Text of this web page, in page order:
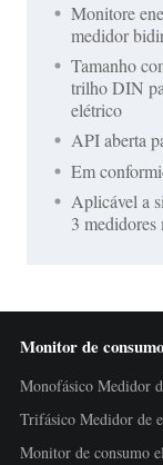
Monitore
medidor
Tamanho
trilho DIN
elétrico
API aberta
Em
Aplicável a
3 medidores
Monitor de
Monofásico Medidor
Trifásico Medidor de
Monitor de consumo